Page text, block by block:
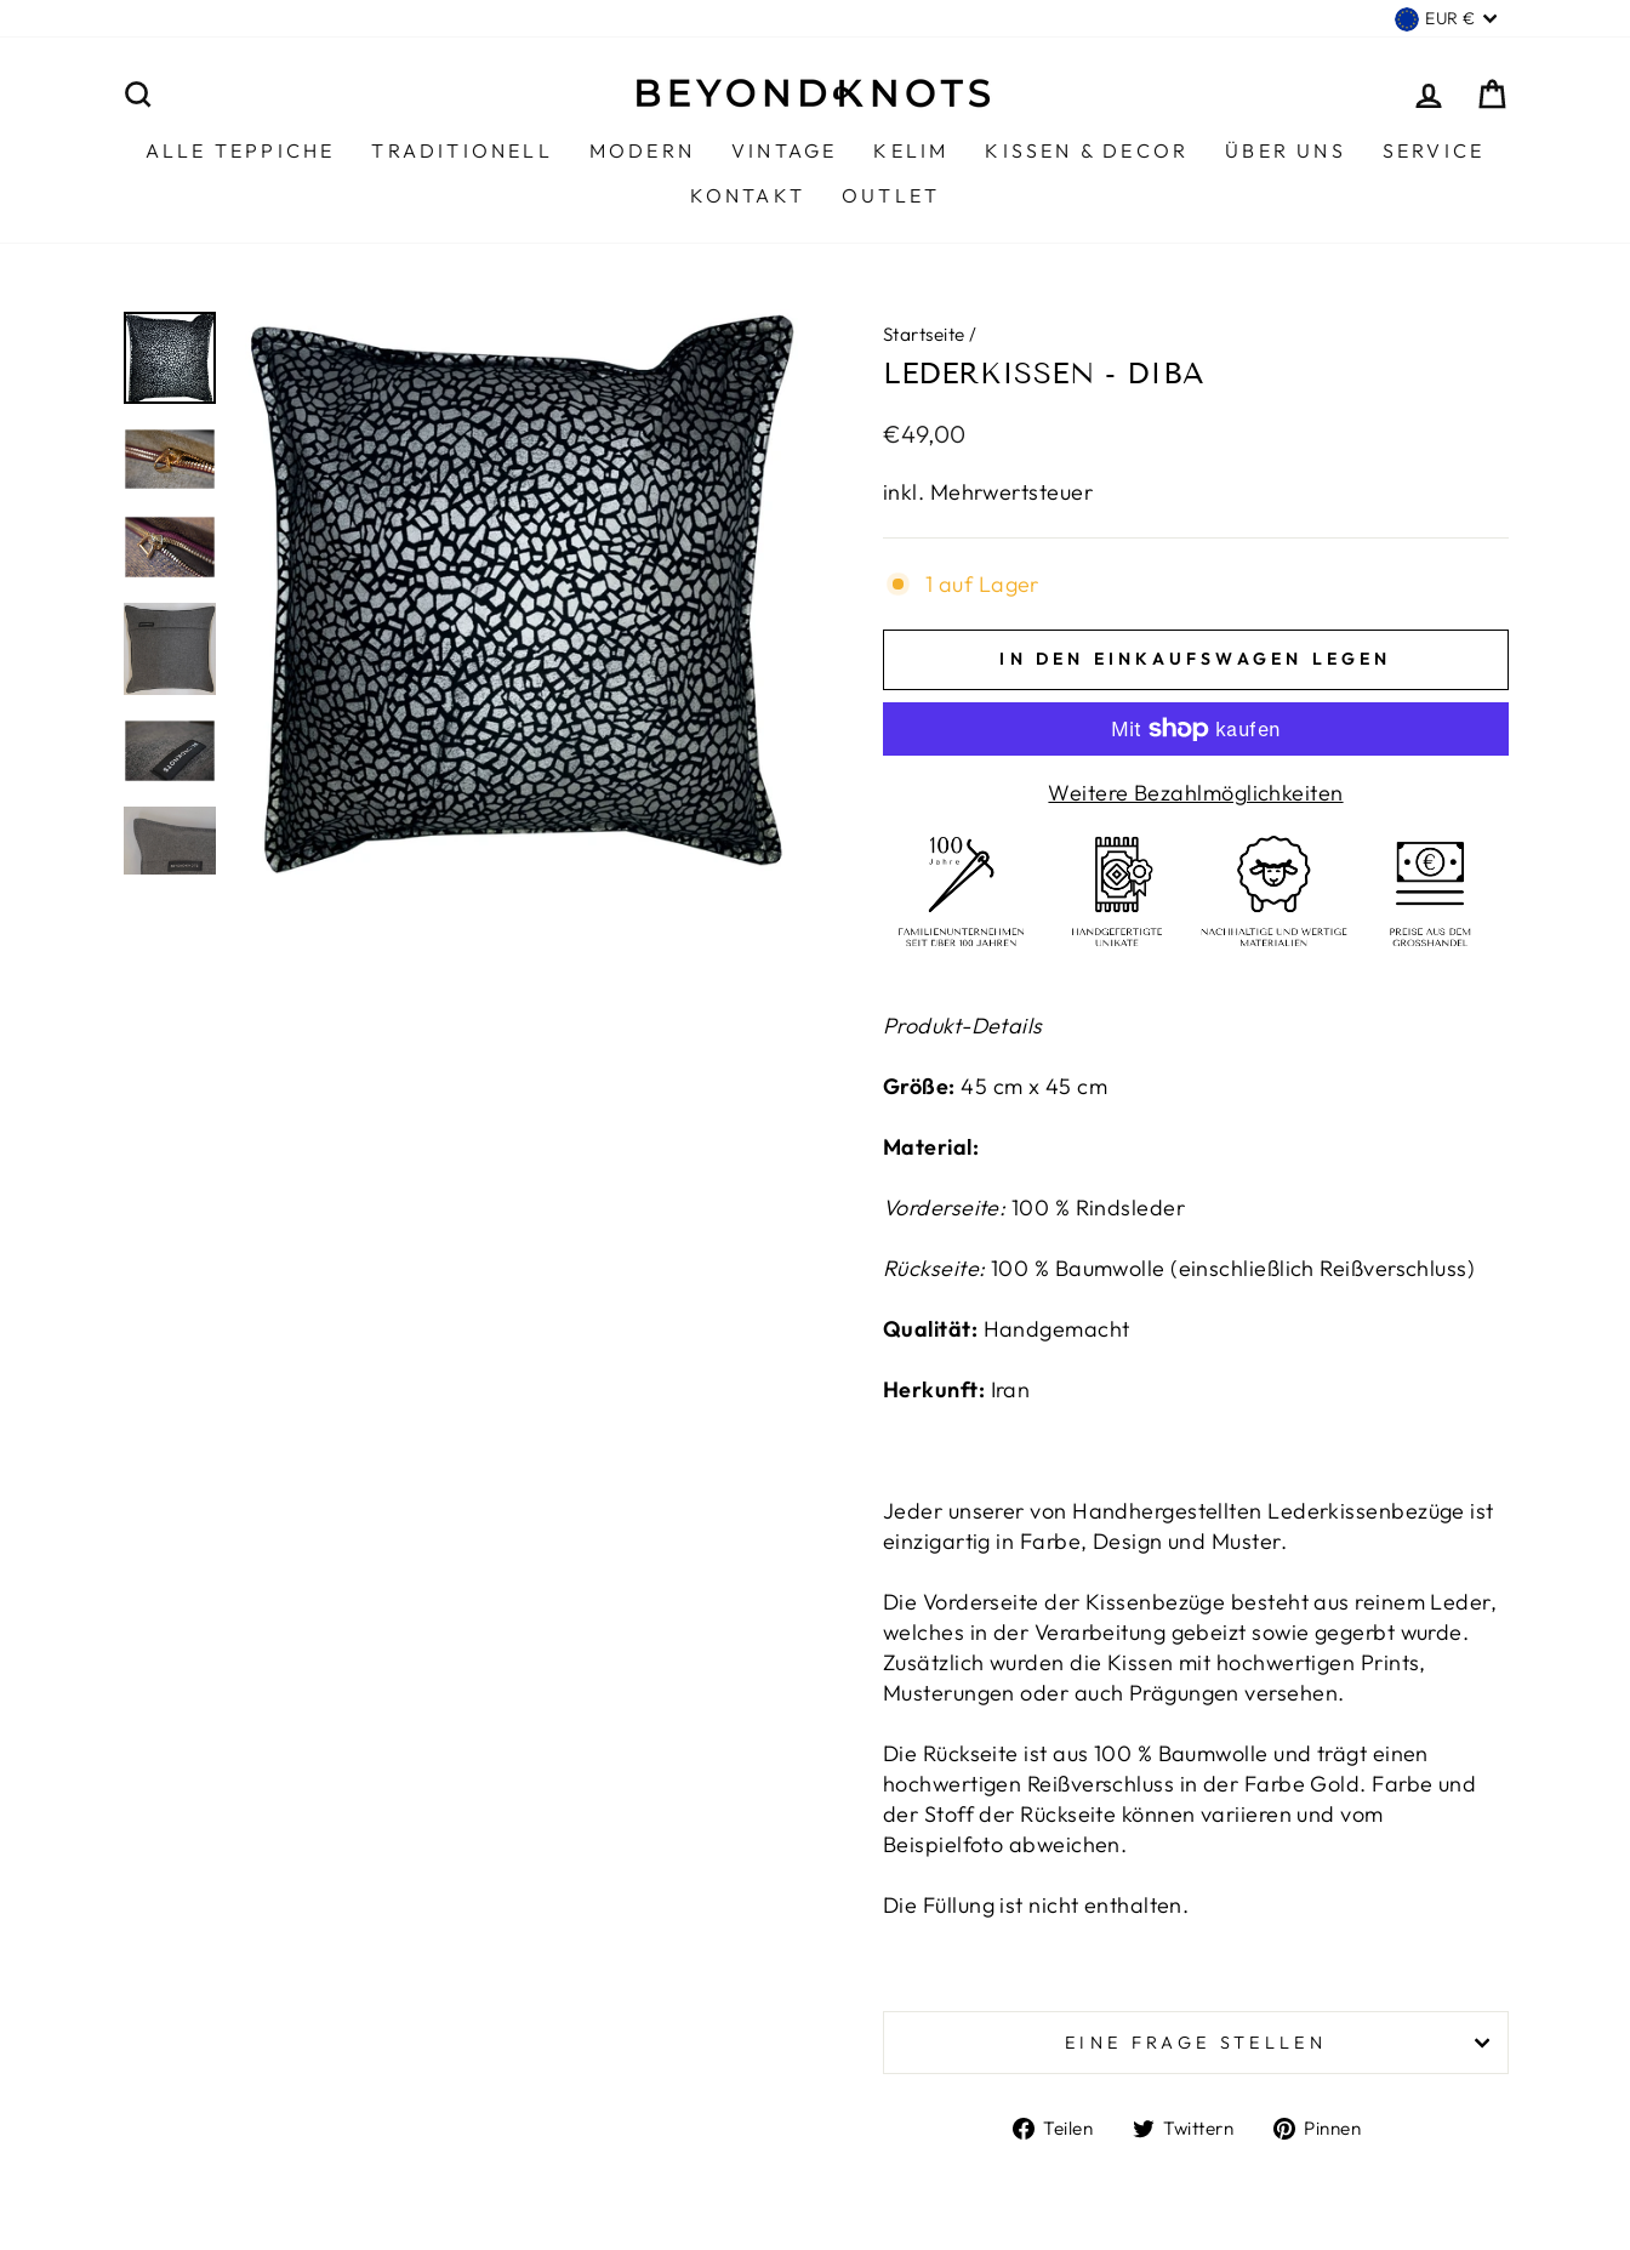
WÄHRUNG
EUR €
EINLOGGEN
ALLE TEPPICHE TRADITIONELL MODERN VINTAGE KELIM KISSEN & DECOR ÜBER UNS
SERVICE
KONTAKT
OUTLET
Startseite /
LEDERKISSEN - DIBA
Normaler
€49,00
inkl. Mehrwertsteuer
1 auf Lager
IN DEN EINKAUFSWAGEN LEGEN
Weitere Bezahlmöglichkeiten
Produkt-Details
Größe: 45 cm x 45 cm
Material:
Vorderseite: 100 % Rindsleder
Rückseite: 100 % Baumwolle (einschließlich Reißverschluss)
Qualität: Handgemacht
Herkunft: Iran
Jeder unserer von Handhergestellten Lederkissenbezüge ist
einzigartig in Farbe, Design und Muster.
Die Vorderseite der Kissenbezüge besteht aus reinem Leder,
welches in der Verarbeitung gebeizt sowie gegerbt wurde.
Zusätzlich wurden die Kissen mit hochwertigen Prints,
Musterungen oder auch Prägungen versehen.
Die Rückseite ist aus 100 % Baumwolle und trägt einen
hochwertigen Reißverschluss in der Farbe Gold. Farbe und
der Stoff der Rückseite können variieren und vom
Beispielfoto abweichen.
Die Füllung ist nicht enthalten.
EINE FRAGE STELLEN
Teilen
Auf
Twittern
Auf
Pinnen